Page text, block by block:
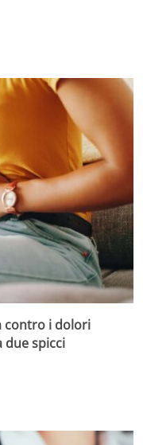
contro i dolori
due spicci